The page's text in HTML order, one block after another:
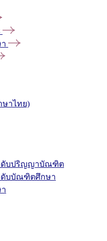
ษาไทย)
ดับปริญญาบัณฑิต
ดับบัณฑิตศึกษา